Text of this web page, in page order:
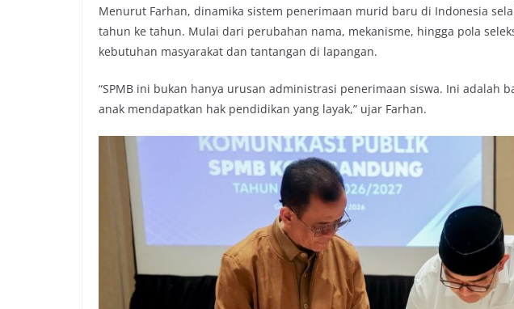
Menurut Farhan, dinamika sistem penerimaan murid baru di Indonesia
tahun ke tahun. Mulai dari perubahan nama, mekanisme, hingga pola
kebutuhan masyarakat dan tantangan di lapangan.
“SPMB ini bukan hanya urusan administrasi penerimaan siswa. Ini adalah
anak mendapatkan hak pendidikan yang layak,” ujar Farhan.